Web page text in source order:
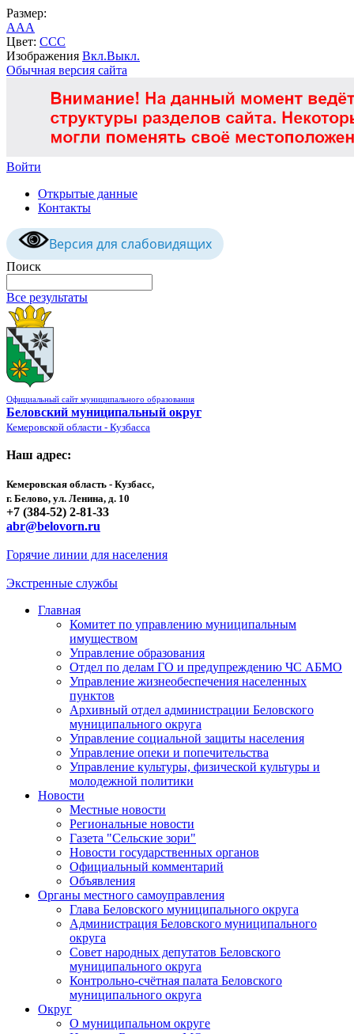
Размер:
AAA
Цвет: CCC
Изображения Вкл.Выкл.
Обычная версия сайта
Войти
Открытые данные
Контакты
Версия для слабовидящих
Поиск
Все результаты
Официальный сайт муниципального образования
Беловский муниципальный округ
Кемеровской области - Кузбасса
Наш адрес:
Кемеровская область - Кузбасс,
г. Белово, ул. Ленина, д. 10
+7 (384-52) 2-81-33
abr@belovorn.ru
Горячие линии для населения
Экстренные службы
Главная
Комитет по управлению муниципальным
имуществом
Управление образования
Отдел по делам ГО и предупреждению ЧС АБМО
Управление жизнеобеспечения населенных
пунктов
Архивный отдел администрации Беловского
муниципального округа
Управление социальной защиты населения
Управление опеки и попечительства
Управление культуры, физической культуры и
молодежной политики
Новости
Местные новости
Региональные новости
Газета "Сельские зори"
Новости государственных органов
Официальный комментарий
Объявления
Органы местного самоуправления
Глава Беловского муниципального округа
Администрация Беловского муниципального
округа
Совет народных депутатов Беловского
муниципального округа
Контрольно-счётная палата Беловского
муниципального округа
Округ
О муниципальном округе